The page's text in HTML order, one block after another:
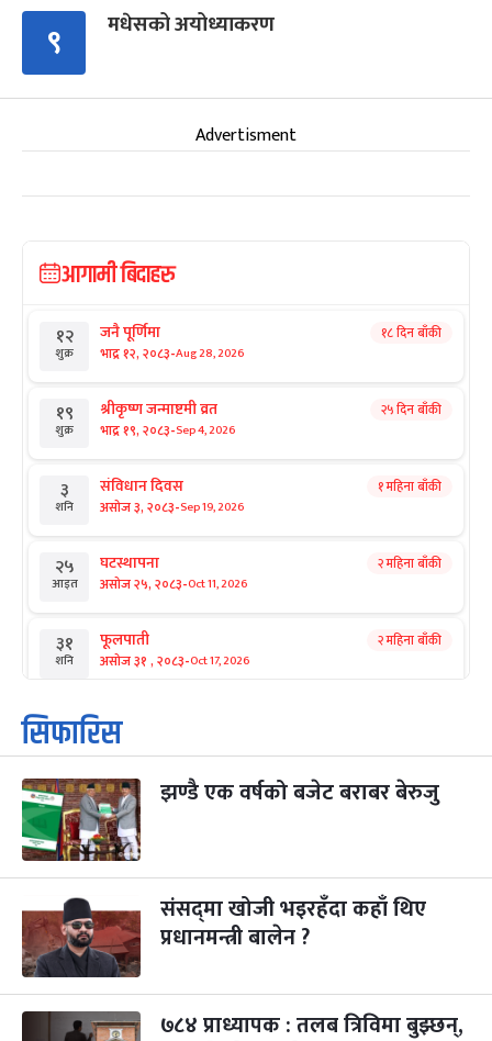
९ मधेसको अयोध्याकरण
Advertisment
आगामी बिदाहरु
१२
शुक्र
जनै पूर्णिमा
भाद्र १२, २०८३-Aug 28, 2026
१८ दिन बाँकी
१९
शुक्र
श्रीकृष्ण जन्माष्टमी व्रत
भाद्र १९, २०८३-Sep 4, 2026
२५ दिन बाँकी
३
शनि
संविधान दिवस
असोज ३, २०८३-Sep 19, 2026
१ महिना बाँकी
२५
आइत
घटस्थापना
असोज २५, २०८३-Oct 11, 2026
२ महिना बाँकी
३१
शनि
फूलपाती
असोज ३१ , २०८३-Oct 17, 2026
२ महिना बाँकी
१
आइत
कार्तिक सङ्क्रान्ति
कार्तिक १, २०८३
३
मंगल
महानवमी
कार्तिक ३, २०८३
२ महिना बाँकी
४
कार्तिक ४, २०८३ Oct 21, 2026
५
बिहि
पापा‌ङ्कुशा एकादशी व्रत
कार्तिक ५, २०८३
२२ कुकुर तिहार ३ महिना बाँकी
सिफारिस
झण्डै एक वर्षको बजेट बराबर बेरुजु
संसद्‌मा खोजी भइरहँदा कहाँ थिए
प्रधानमन्त्री बालेन ?
७८४ प्राध्यापक : तलब त्रिविमा बुझ्छन्,